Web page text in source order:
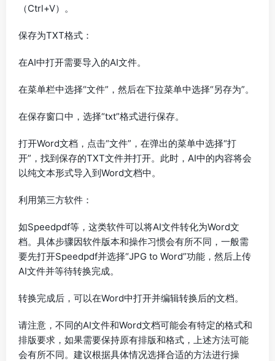
（Ctrl+V）。
保存为TXT格式：
在AI中打开需要导入的AI文件。
在菜单栏中选择“文件”，然后在下拉菜单中选择“另存为”。
在保存窗口中，选择“txt”格式进行保存。
打开Word文档，点击“文件”，在弹出的菜单中选择“打
开”，找到保存的TXT文件并打开。此时，AI中的内容将会
以纯文本形式导入到Word文档中。
利用第三方软件：
如Speedpdf等，这类软件可以将AI文件转化为Word文
档。具体步骤因软件版本和操作习惯会有所不同，一般需
要先打开Speedpdf并选择“JPG to Word”功能，然后上传
AI文件并等待转换完成。
转换完成后，可以在Word中打开并编辑转换后的文档。
请注意，不同的AI文件和Word文档可能会有特定的格式和
排版要求，如果需要保持原有排版和格式，上述方法可能
会有所不同。建议根据具体情况选择合适的方法进行操